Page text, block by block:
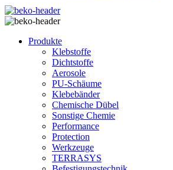
Produkte
Klebstoffe
Dichtstoffe
Aerosole
PU-Schäume
Klebebänder
Chemische Dübel
Sonstige Chemie
Performance
Protection
Werkzeuge
TERRASYS